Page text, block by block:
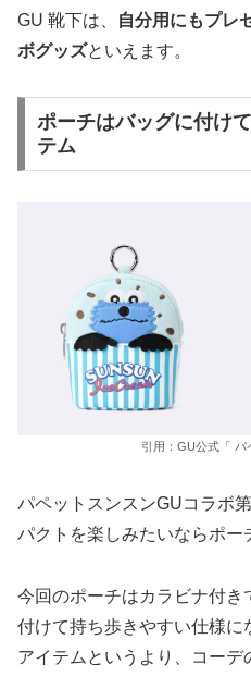
GU 靴下は、
自分用にもプレ
ボグッズといえます。
ポーチはバッグに付け
テム
引用：GU公式「 パ
パペットスンスンGUコラボ
パクトを楽しみたいならポー
今回のポーチはカラビナ付き
付けて持ち歩きやすい仕様
アイテムというより、コーデ